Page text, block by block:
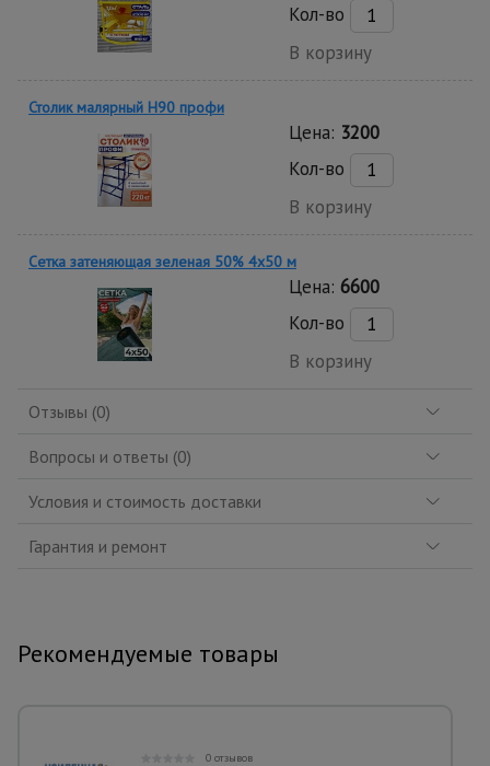
Кол-во
В корзину
Столик малярный H90 профи
Цена: 3200
Кол-во
В корзину
Сетка затеняющая зеленая 50% 4х50 м
Цена: 6600
Кол-во
В корзину
Отзывы (0)
Вопросы и ответы (0)
Условия и стоимость доставки
Гарантия и ремонт
Рекомендуемые товары
0 отзывов